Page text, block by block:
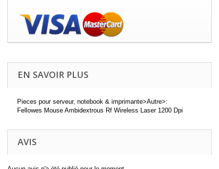
EN SAVOIR PLUS
Pieces pour serveur, notebook & imprimante>Autre>:
Fellowes Mouse Ambidextrous Rf Wireless Laser 1200 Dpi
AVIS